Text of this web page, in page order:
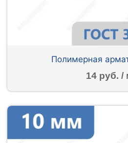
Полимерная
14 руб. /